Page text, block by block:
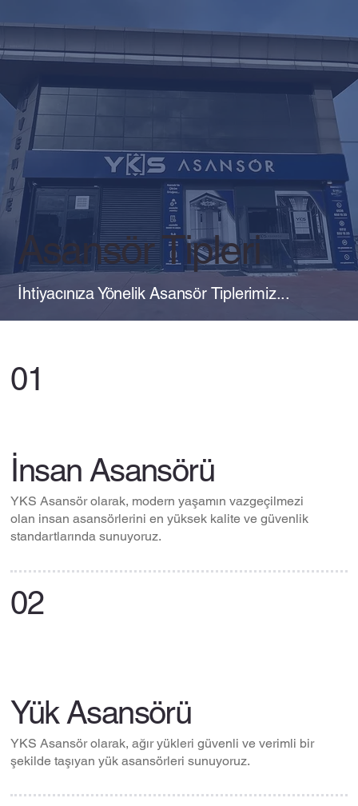
Asansör Tipleri
İhtiyacınıza Yönelik Asansör Tiplerimiz...
01
İnsan Asansörü
YKS Asansör olarak, modern yaşamın vazgeçilmezi
olan insan asansörlerini en yüksek kalite ve güvenlik
standartlarında sunuyoruz.
02
Yük Asansörü
YKS Asansör olarak, ağır yükleri güvenli ve verimli bir
şekilde taşıyan yük asansörleri sunuyoruz.